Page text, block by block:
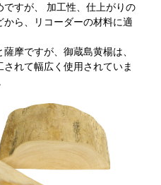
すが、 加工性、仕上がりの
ら、リコーダーの材料に適
摩ですが、御蔵島黄楊は、
れて幅広く使用されていま